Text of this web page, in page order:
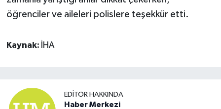
öğrenciler ve aileleri polislere teşekkür etti.
Kaynak: İHA
EDITÖR HAKKINDA
Haber Merkezi